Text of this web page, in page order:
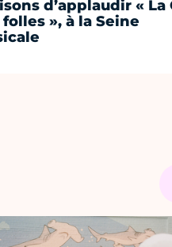
d’applaudir « La
folles », à la Seine